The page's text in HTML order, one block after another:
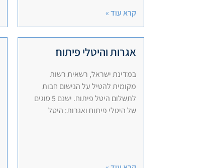
קרא עוד »
אגרות והיטלי פיתוח
במדינת ישראל, רשאית רשות
מקומית להטיל על הנישום חבות
לתשלום היטל פיתוח. ישנם 5 סוגים
של היטלי פיתוח ואגרות:​ היטל